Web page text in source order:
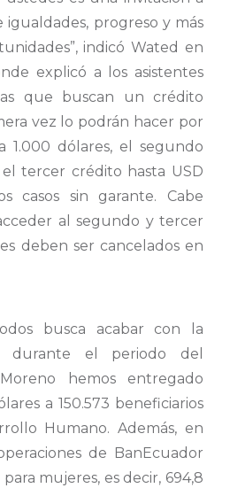
progreso y más
indicó Wated en
explicó a los asistentes
que buscan un crédito
vez lo podrán hacer por
1.000 dólares, el segundo
tercer crédito hasta USD
casos sin garante. Cabe
al segundo y tercer
deben ser cancelados en
busca acabar con la
durante el periodo del
hemos entregado
a 150.573 beneficiarios
Humano. Además, en
de BanEcuador
mujeres, es decir, 694,8